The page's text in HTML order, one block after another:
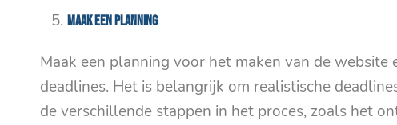
Maak een planning
Maak een planning voor het maken van de
deadlines. Het is belangrijk om realistische
de verschillende stappen in het proces, zoals het